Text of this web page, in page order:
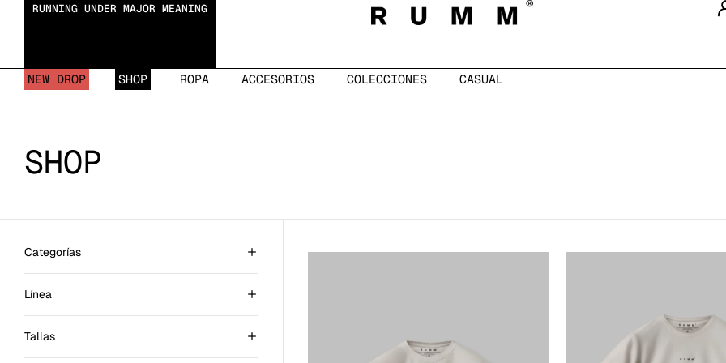
RUNNING UNDER MAJOR MEANING
NEW DROP SHOP ROPA ACCESORIOS COLECCIONES CASUAL
SHOP
Categorías
Línea
Tallas